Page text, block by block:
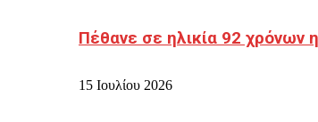
Πέθανε σε ηλικία 92
15 Ιουλίου 2026